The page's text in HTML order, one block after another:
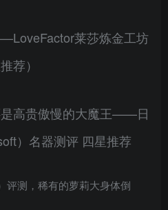
莱莎炼金工坊
荐）
高贵傲慢的大魔王——日
）名器测评 四星推荐
评测，稀有的萝莉大身体倒